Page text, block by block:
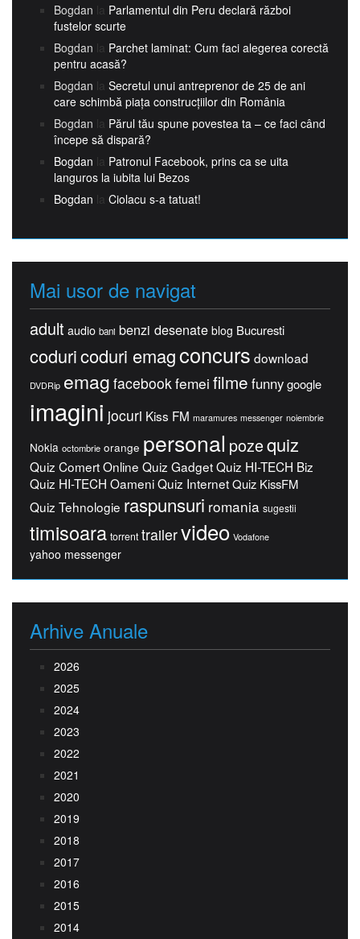
Bogdan la Parlamentul din Peru declară război
fustelor scurte
Bogdan la Parchet laminat: Cum faci alegerea corectă
pentru acasă?
Bogdan la Secretul unui antreprenor de 25 de ani
care schimbă piața construcțiilor din România
Bogdan la Părul tău spune povestea ta – ce faci când
începe să dispară?
Bogdan la Patronul Facebook, prins ca se uita
languros la iubita lui Bezos
Bogdan la Ciolacu s-a tatuat!
Mai usor de navigat
adult audio bani benzi desenate blog Bucuresti
coduricoduri emagconcurs download
DVDRip emag facebook femei filme funny google
imagini jocuri Kiss FM maramures messenger noiembrie
Nokia octombrie orange personal pozequiz
Quiz Comert Online Quiz GadgetQuiz HI-TECH Biz
Quiz HI-TECH OameniQuiz Internet Quiz KissFM
Quiz Tehnologie raspunsuri romania sugestii
timisoara torrent trailervideo Vodafone
yahoo messenger
Arhive Anuale
2026
2025
2024
2023
2022
2021
2020
2019
2018
2017
2016
2015
2014